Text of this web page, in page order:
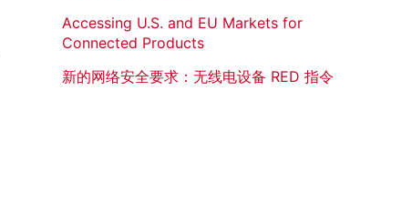
Accessing U.S. and EU Markets for
Connected Products
新的网络安全要求：无线电设备 RED 指令